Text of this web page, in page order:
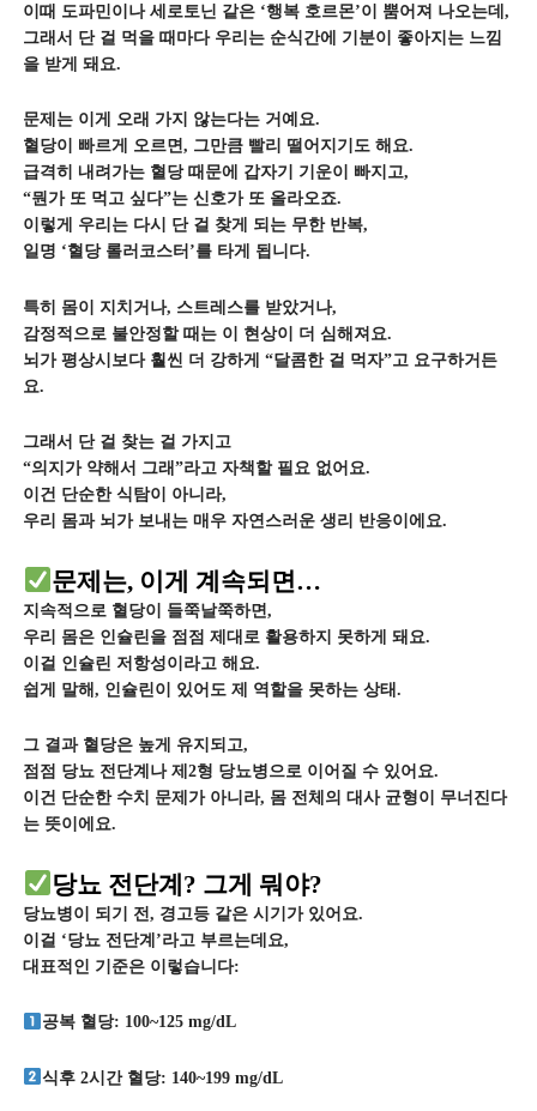
이때 도파민이나 세로토닌 같은 ‘행복 호르몬’이 뿜어져 나오는데,
그래서 단 걸 먹을 때마다 우리는 순식간에 기분이 좋아지는 느낌
을 받게 돼요.
문제는 이게 오래 가지 않는다는 거예요.
혈당이 빠르게 오르면, 그만큼 빨리 떨어지기도 해요.
급격히 내려가는 혈당 때문에 갑자기 기운이 빠지고,
“뭔가 또 먹고 싶다”는 신호가 또 올라오죠.
이렇게 우리는 다시 단 걸 찾게 되는 무한 반복,
일명 ‘혈당 롤러코스터’를 타게 됩니다.
특히 몸이 지치거나, 스트레스를 받았거나,
감정적으로 불안정할 때는 이 현상이 더 심해져요.
뇌가 평상시보다 훨씬 더 강하게 “달콤한 걸 먹자”고 요구하거든
요.
그래서 단 걸 찾는 걸 가지고
“의지가 약해서 그래”라고 자책할 필요 없어요.
이건 단순한 식탐이 아니라,
우리 몸과 뇌가 보내는 매우 자연스러운 생리 반응이에요.
문제는, 이게 계속되면…
지속적으로 혈당이 들쭉날쭉하면,
우리 몸은 인슐린을 점점 제대로 활용하지 못하게 돼요.
이걸 인슐린 저항성이라고 해요.
쉽게 말해, 인슐린이 있어도 제 역할을 못하는 상태.
그 결과 혈당은 높게 유지되고,
점점 당뇨 전단계나 제2형 당뇨병으로 이어질 수 있어요.
이건 단순한 수치 문제가 아니라, 몸 전체의 대사 균형이 무너진다
는 뜻이에요.
당뇨 전단계? 그게 뭐야?
당뇨병이 되기 전, 경고등 같은 시기가 있어요.
이걸 ‘당뇨 전단계’라고 부르는데요,
대표적인 기준은 이렇습니다:
공복 혈당: 100~125 mg/dL
식후 2시간 혈당: 140~199 mg/dL